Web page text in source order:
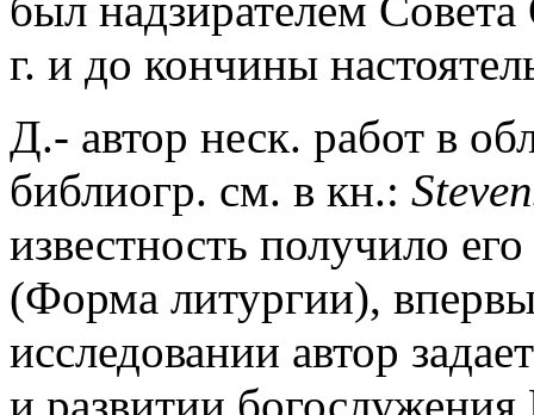
г. и до кончины
Д.- автор неск. работ в
библиогр. см. в кн.:
известность получило
(Форма литургии),
исследовании автор
и развитии